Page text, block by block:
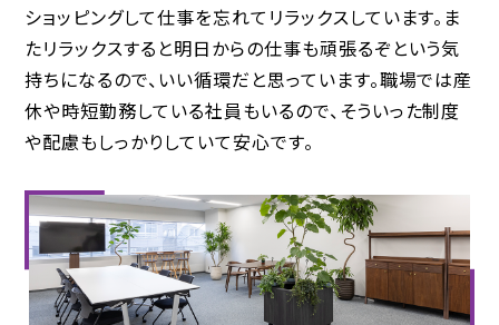
ショッピングして仕事を忘れてリラックスしています。ま
たリラックスすると明日からの仕事も頑張るぞという気
持ちになるので、いい循環だと思っています。職場では産
休や時短勤務している社員もいるので、そういった制度
や配慮もしっかりしていて安心です。